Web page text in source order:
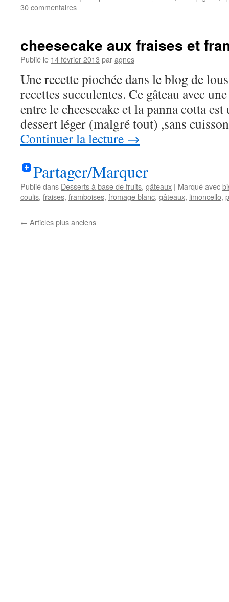
30 commentaires
cheesecake aux fraises et
Publié le 14 février 2013 paragnes
Une recette piochée dans le blog de
recettes succulentes. Ce gâteau avec
entre le cheesecake et la panna cotta
dessert léger (malgré tout) ,sans
Continuer la lecture →
Partager/Marquer
Publié dans Desserts à base de fruits, gâteaux | Marqué avec
coulis, fraises, framboises, fromage blanc, gâteaux, limoncello,
← Articles plus anciens